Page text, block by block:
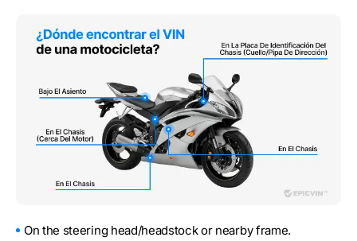
On the steering head/headstock or nearby frame.